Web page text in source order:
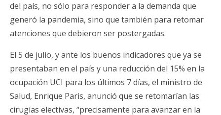
del país, no sólo para responder a la demanda que
generó la pandemia, sino que también para retomar
atenciones que debieron ser postergadas.
El 5 de julio, y ante los buenos indicadores que ya se
presentaban en el país y una reducción del 15% en la
ocupación UCI para los últimos 7 días, el ministro de
Salud, Enrique Paris, anunció que se retomarían las
cirugías electivas, “precisamente para avanzar en la